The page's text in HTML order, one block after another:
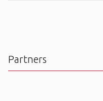
Partners